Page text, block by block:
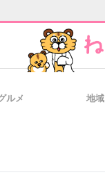
ルメ 地域